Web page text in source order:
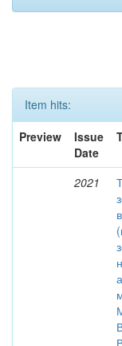
Item hits:
Preview
Issue
Date
2021